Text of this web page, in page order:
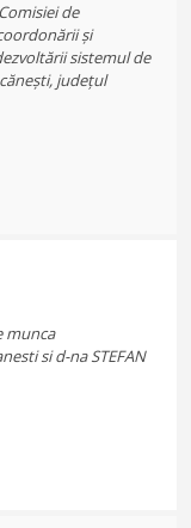
de
și
sistemul de
județul
munca
si d-na STEFAN